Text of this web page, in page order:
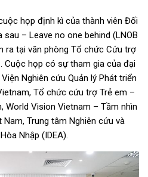
họp định kì của thành viên Đối
– Leave no one behind (LNOB
ra tại văn phòng Tổ chức Cứu trợ
Cuộc họp có sự tham gia của đại
Nghiên cứu Quản lý Phát triển
Tổ chức cứu trợ Trẻ em –
World Vision Vietnam – Tầm nhìn
Nam, Trung tâm Nghiên cứu và
Nhập (IDEA).